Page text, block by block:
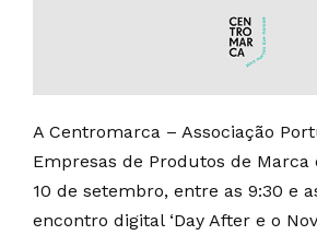
A Centromarca – Associação
Empresas de Produtos de Marca
10 de setembro, entre as 9:30 e
encontro digital ‘Day After e o